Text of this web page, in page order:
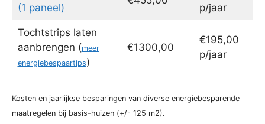
(1 paneel)
p/jaar
Tochtstrips laten
aanbrengen (meer
energiebespaartips)
€1300,00
€195,00
p/jaar
Kosten en jaarlijkse besparingen van diverse energiebesparende
maatregelen bij basis-huizen (+/- 125 m2).